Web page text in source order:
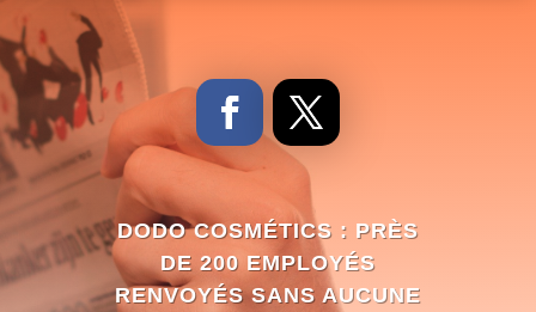
DODO COSMÉTICS : PRÈS
DE 200 EMPLOYÉS
RENVOYÉS SANS AUCUNE